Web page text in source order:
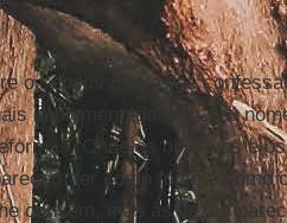
osensus Ecclesiae
implementadas em seu
Onde os objetivos e os
ter como fonte e como
convém, mas às vezes